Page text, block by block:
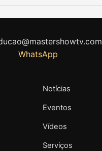
WhatsApp
Notícias
Eventos
Vídeos
Serviços